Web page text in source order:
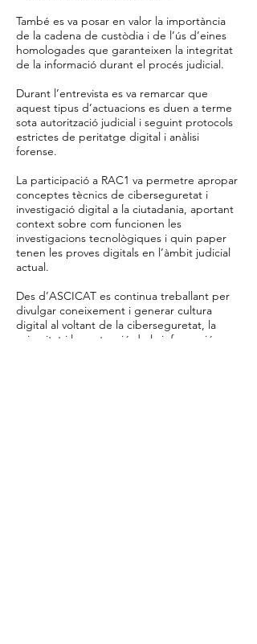
També es va posar en valor la importància
de la cadena de custòdia i de l’ús d’eines
homologades que garanteixen la integritat
de la informació durant el procés judicial.
Durant l’entrevista es va remarcar que
aquest tipus d’actuacions es duen a terme
sota autorització judicial i seguint protocols
estrictes de peritatge digital i anàlisi
forense.
La participació a RAC1 va permetre apropar
conceptes tècnics de ciberseguretat i
investigació digital a la ciutadania, aportant
context sobre com funcionen les
investigacions tecnològiques i quin paper
tenen les proves digitals en l’àmbit judicial
actual.
Des d’ASCICAT es continua treballant per
divulgar coneixement i generar cultura
digital al voltant de la ciberseguretat, la
privacitat i la protecció de la informació.